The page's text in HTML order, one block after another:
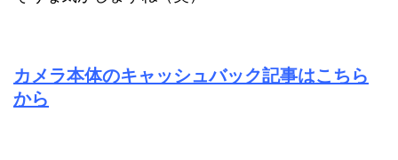
カメラ本体のキャッシュバック記事はこちら
から